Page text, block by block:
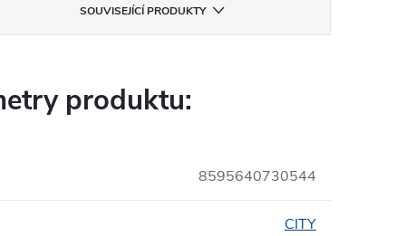
SOUVISEJÍCÍ PRODUKTY
produktu:
8595640730544
CITY